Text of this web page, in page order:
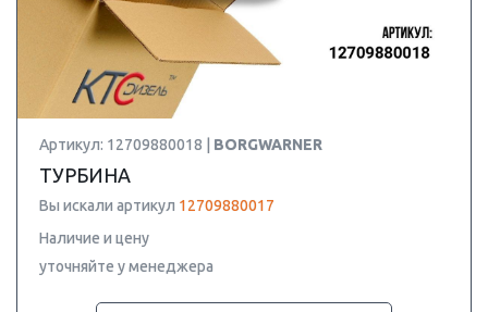
Артикул: 12709880018 | BORGWARNER
ТУРБИНА
Вы искали артикул 12709880017
Наличие и цену
уточняйте у менеджера